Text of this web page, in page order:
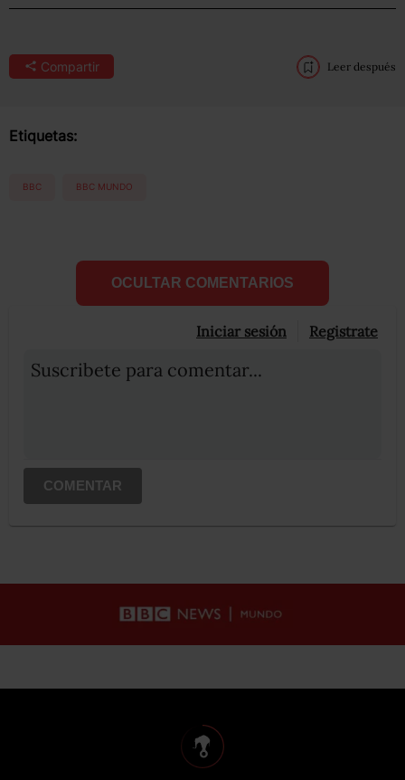
Compartir Leer después
Etiquetas:
BBC BBC MUNDO
OCULTAR COMENTARIOS
Iniciar sesión Registrate
Suscribete para comentar...
COMENTAR